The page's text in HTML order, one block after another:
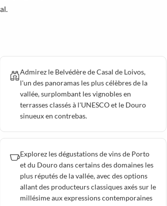
Admirez le Belvédère de Casal de Loivos,
l'un des panoramas les plus célèbres de la
vallée, surplombant les vignobles en
terrasses classés à l'UNESCO et le Douro
sinueux en contrebas.
Explorez les dégustations de vins de Porto
et du Douro dans certains des domaines les
plus réputés de la vallée, avec des options
allant des producteurs classiques axés sur le
millésime aux expressions contemporaines